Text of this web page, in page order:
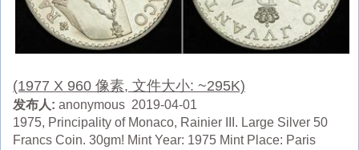
(1977 X 960 像素, 文件大小: ~295K)
发布人: anonymous 2019-04-01
1975, Principality of Monaco, Rainier III. Large Silver 50
Francs Coin. 30gm! Mint Year: 1975 Mint Place: Paris